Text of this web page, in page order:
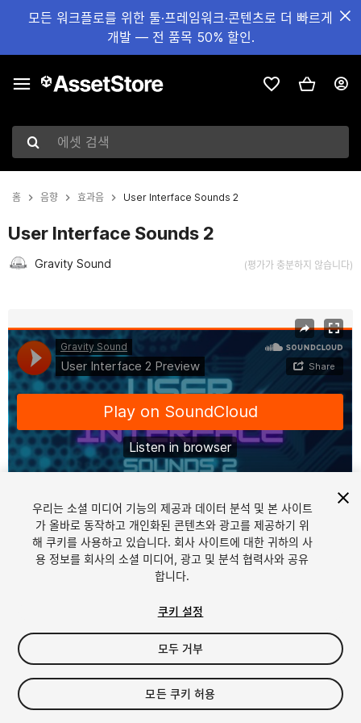
모든 워크플로를 위한 툴·프레임워크·콘텐츠로 더 빠르게
개발 — 전 품목 50% 할인.
에셋 검색
홈 음향 효과음 User Interface Sounds 2
User Interface Sounds 2
Gravity Sound (평가가 충분하지 않습니다)
1/2
$29.99
세금/부가세는 결제 시 반영됩니다.
우리는 소셜 미디어 기능의 제공과 데이터 분석 및 본 사이트
가 올바로 동작하고 개인화된 콘텐츠와 광고를 제공하기 위
해 쿠키를 사용하고 있습니다. 회사 사이트에 대한 귀하의 사
용 정보를 회사의 소셜 미디어, 광고 및 분석 협력사와 공유
합니다.
쿠키 설정
모두 거부
모든 쿠키 허용